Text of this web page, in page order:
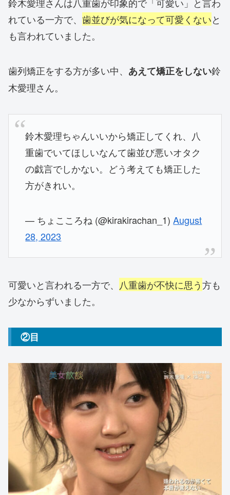
れている一方で、 歯並びが気になって可愛くないと
も言われていました。
歯列矯正をする方が多い中、 あえて矯正をしない鈴
木愛理さん。
鈴木愛理ちゃんいいから矯正してくれ、八
重歯でいてほしいなんて歯並び悪いオタク
の戯言でしかない。どう考えても矯正した
方がきれい。
— ちょこころね (@kirakirachan_1)August
28, 2023
可愛いと言われる一方で、 八重歯が不快に思う方も
少なからずいました。
②目